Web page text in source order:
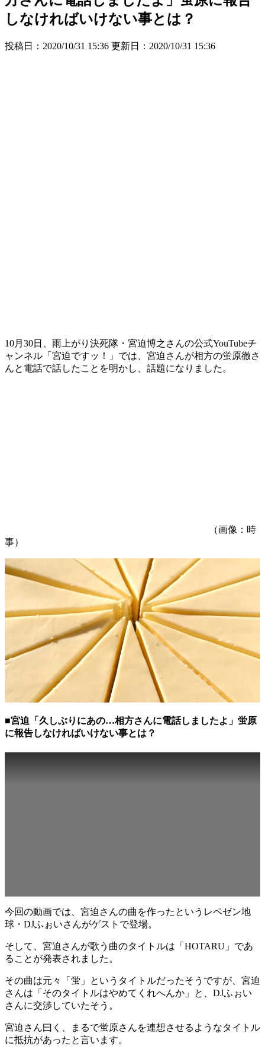
しなければいけない事とは？
投稿日：2020/10/31 15:36 更新日： 2020/10/31 15:36
10月30日、雨上がり決死隊・宮迫博之さんの公式YouTubeチ
ャンネル「宮迫ですッ！」では、宮迫さんが相方の蛍原徹さ
んと電話で話したことを明かし、話題になりました。
（画像：時
事）
■宮迫「久しぶりにあの…相方さんに電話しましたよ」蛍原
に報告しなければいけない事とは？
今回の動画では、宮迫さんの曲を作ったというレペゼン地
球・DJふぉいさんがゲストで登場。
そして、宮迫さんが歌う曲のタイトルは「HOTARU」であ
ることが発表されました。
その曲は元々「蛍」というタイトルだったそうですが、宮迫
さんは「そのタイトルはやめてくれへんか」と、DJふぉい
さんに交渉していたそう。
宮迫さん曰く、まるで蛍原さんを連想させるようなタイトル
に抵抗があったと言います。